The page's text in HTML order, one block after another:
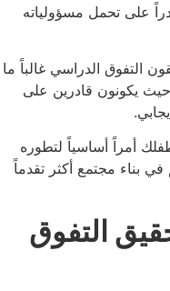
على تحمل مسؤولياته
التفوق الدراسي غالباً ما
يكونون قادرين على
أمراً أساسياً لتطوره
بناء مجتمع أكثر تقدماً
التفوق